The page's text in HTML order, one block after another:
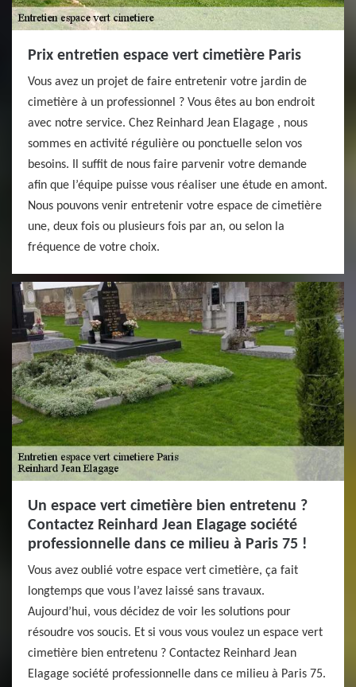
Prix entretien espace vert cimetière Paris
Vous avez un projet de faire entretenir votre jardin de
cimetière à un professionnel ? Vous êtes au bon endroit
avec notre service. Chez Reinhard Jean Elagage , nous
sommes en activité régulière ou ponctuelle selon vos
besoins. Il suffit de nous faire parvenir votre demande
afin que l’équipe puisse vous réaliser une étude en amont.
Nous pouvons venir entretenir votre espace de cimetière
une, deux fois ou plusieurs fois par an, ou selon la
fréquence de votre choix.
Un espace vert cimetière bien entretenu ?
Contactez Reinhard Jean Elagage société
professionnelle dans ce milieu à Paris 75 !
Vous avez oublié votre espace vert cimetière, ça fait
longtemps que vous l’avez laissé sans travaux.
Aujourd’hui, vous décidez de voir les solutions pour
résoudre vos soucis. Et si vous vous voulez un espace vert
cimetière bien entretenu ? Contactez Reinhard Jean
Elagage société professionnelle dans ce milieu à Paris 75.